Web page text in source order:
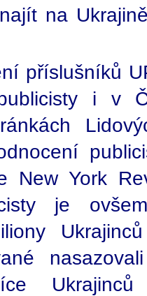
na
příslušníků
i v
New York
je